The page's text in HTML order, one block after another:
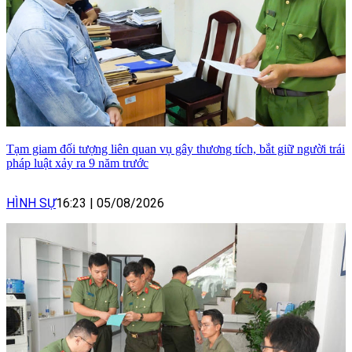
Tạm giam đối tượng liên quan vụ gây thương tích, bắt giữ người trái
pháp luật xảy ra 9 năm trước
HÌNH SỰ16:23 05/08/2026